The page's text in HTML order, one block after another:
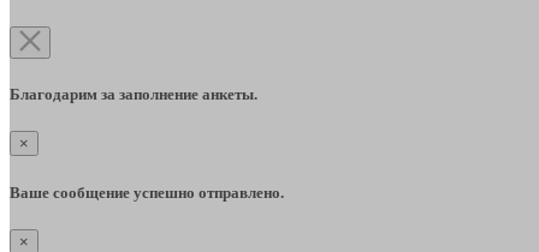
Благодарим за заполнение анкеты.
×
Ваше сообщение успешно отправлено.
×